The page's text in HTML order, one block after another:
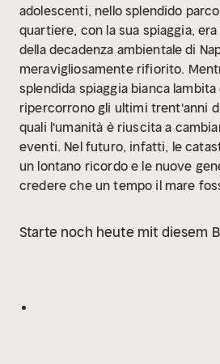
adolescenti, nello splendido
quartiere, con la sua spiaggia,
della decadenza ambientale di
meravigliosamente rifiorito.
splendida spiaggia bianca
ripercorrono gli ultimi trent'anni
quali l'umanità è riuscita a
eventi. Nel futuro, infatti, le
un lontano ricordo e le nuove
credere che un tempo il mare
titolo del libro: anche la camorra è
Sopraffatta dalla gioia, chiude gli
Starte noch heute mit diesem